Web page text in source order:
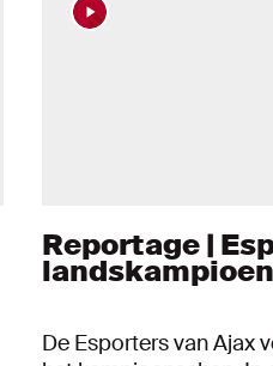
Reportage |
landskampioen
De Esporters van Ajax